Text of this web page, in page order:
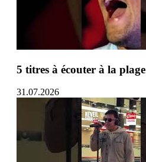
5 titres à écouter à la plage
31.07.2026